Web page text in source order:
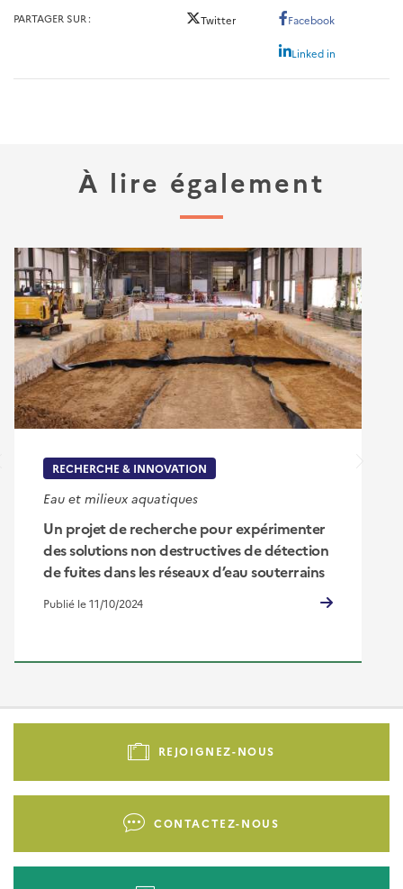
PARTAGER SUR Twitter Facebook
Linked in
À lire également
RECHERCHE & INNOVATION
Eau et milieux aquatiques
Un projet de recherche pour expérimenter
des solutions non destructives de détection
de fuites dans les réseaux d’eau souterrains
Publié le 11/10/2024
Pied
-
REJOIGNEZ-NOUS
CONTACTEZ-NOUS